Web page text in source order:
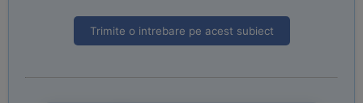
Trimite o intrebare pe acest subiect